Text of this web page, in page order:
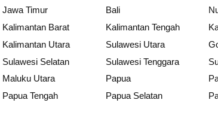
Jawa Timur Bali
Kalimantan Barat
Kalimantan Tengah
Kalimantan Utara
Sulawesi Utara
Sulawesi Selatan
Sulawesi Tenggara
Maluku Utara
Papua
Papua Tengah
Papua Selatan